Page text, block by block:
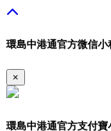
環島中港通官方微信小
×
環島中港通官方支付寶